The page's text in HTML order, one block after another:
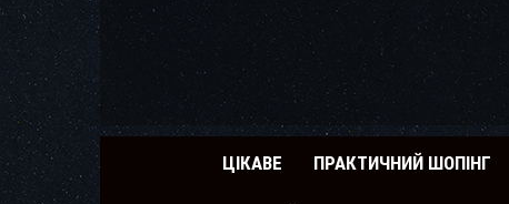
ЦІКАВЕ ПРАКТИЧНИЙ ШОПІНГ